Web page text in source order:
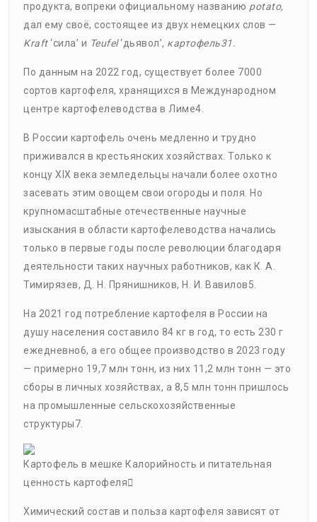
продукта, вопреки официальному названию potato,
дал ему своё, состоящее из двух немецких слов —
Kraft‘сила’ и Teufel‘дьявол’, картофель31.
По данным на 2022 год, существует более 7000
сортов картофеля, хранящихся в Международном
центре картофелеводства в Лиме4.
В России картофель очень медленно и трудно
приживался в крестьянских хозяйствах. Только к
концу XIX века земледельцы начали более охотно
засевать этим овощем свои огороды и поля. Но
крупномасштабные отечественные научные
изыскания в области картофелеводства начались
только в первые годы после революции благодаря
деятельности таких научных работников, как К. А.
Тимирязев, Д. Н. Прянишников, Н. И. Вавилов5.
На 2021 год потребление картофеля в России на
душу населения составило 84 кг в год, то есть 230 г
ежедневно6, а его общее производство в 2023 году
— примерно 19,7 млн тонн, из них 11,2 млн тонн — это
сборы в личных хозяйствах, а 8,5 млн тонн пришлось
на промышленные сельскохозяйственные
структуры7.
Картофель в мешке Калорийность и питательная
ценность картофеля
Химический состав и польза картофеля зависят от